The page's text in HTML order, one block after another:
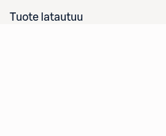
Tuote latautuu